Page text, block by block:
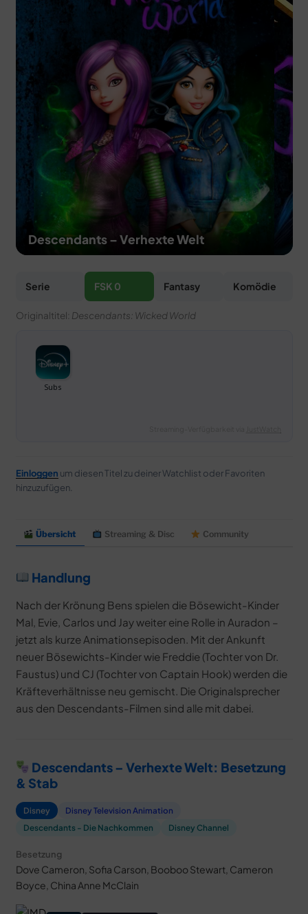
DEALS
50
Descendants – Verhexte Welt
Serie FSK 0 Fantasy Komödie
Originaltitel: Descendants: Wicked World
Einloggen um diesen Titel zu deiner Watchlist oder Favoriten
hinzuzufügen.
Übersicht Streaming & Disc Community
Handlung
Nach der Krönung Bens spielen die Bösewicht-Kinder
Mal, Evie, Carlos und Jay weiter eine Rolle in Auradon –
jetzt als kurze Animationsepisoden. Mit der Ankunft
neuer Bösewichts-Kinder wie Freddie (Tochter von Dr.
Faustus) und CJ (Tochter von Captain Hook) werden die
Kräfteverhältnisse neu gemischt. Die Originalsprecher
aus den Descendants-Filmen sind alle mit dabei.
Descendants – Verhexte Welt: Besetzung
& Stab
Disney
Disney Television Animation
Descendants - Die Nachkommen
Disney Channel
Besetzung
Dove Cameron, Sofia Carson, Booboo Stewart, Cameron
Boyce, China Anne McClain